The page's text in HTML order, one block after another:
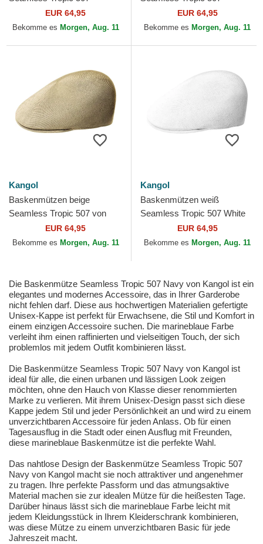
Moonstruck von Kangol
EUR 64,95
Bekomme es Morgen, Aug. 11
Charcoal von Kangol
EUR 64,95
Bekomme es Morgen, Aug. 11
Kangol
Baskenmützen beige
Seamless Tropic 507 von
EUR 64,95
Bekomme es Morgen, Aug. 11
Kangol
Baskenmützen weiß
Seamless Tropic 507 White
von KangolEUR 64,95
Bekomme es Morgen, Aug. 11
Die Baskenmütze Seamless Tropic 507 Navy von Kangol ist ein
elegantes und modernes Accessoire, das in Ihrer Garderobe
nicht fehlen darf. Diese aus hochwertigen Materialien gefertigte
Unisex-Kappe ist perfekt für Erwachsene, die Stil und Komfort in
einem einzigen Accessoire suchen. Die marineblaue Farbe
verleiht ihm einen raffinierten und vielseitigen Touch, der sich
problemlos mit jedem Outfit kombinieren lässt.
Die Baskenmütze Seamless Tropic 507 Navy von Kangol ist
ideal für alle, die einen urbanen und lässigen Look zeigen
möchten, ohne den Hauch von Klasse dieser renommierten
Marke zu verlieren. Mit ihrem Unisex-Design passt sich diese
Kappe jedem Stil und jeder Persönlichkeit an und wird zu einem
unverzichtbaren Accessoire für jeden Anlass. Ob für einen
Tagesausflug in die Stadt oder einen Ausflug mit Freunden,
diese marineblaue Baskenmütze ist die perfekte Wahl.
Das nahtlose Design der Baskenmütze Seamless Tropic 507
Navy von Kangol macht sie noch attraktiver und angenehmer
zu tragen. Ihre perfekte Passform und das atmungsaktive
Material machen sie zur idealen Mütze für die heißesten Tage.
Darüber hinaus lässt sich die marineblaue Farbe leicht mit
jedem Kleidungsstück in Ihrem Kleiderschrank kombinieren,
was diese Mütze zu einem unverzichtbaren Basic für jede
Jahreszeit macht.